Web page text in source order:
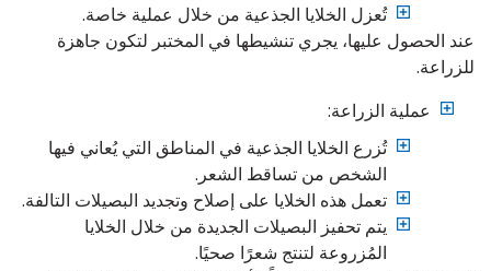
تُعزل الخلايا الجذعية من خلال عملية خاصة.
عند الحصول عليها، يجري تنشيطها في المختبر لتكون جاهزة
للزراعة.
عملية الزراعة:
تُزرع الخلايا الجذعية في المناطق التي يُعاني فيها
الشخص من تساقط الشعر.
تعمل هذه الخلايا على إصلاح وتجديد البصيلات التالفة.
يتم تحفيز البصيلات الجديدة من خلال الخلايا
المُزروعة لتنتج شعرًا صحيًا.